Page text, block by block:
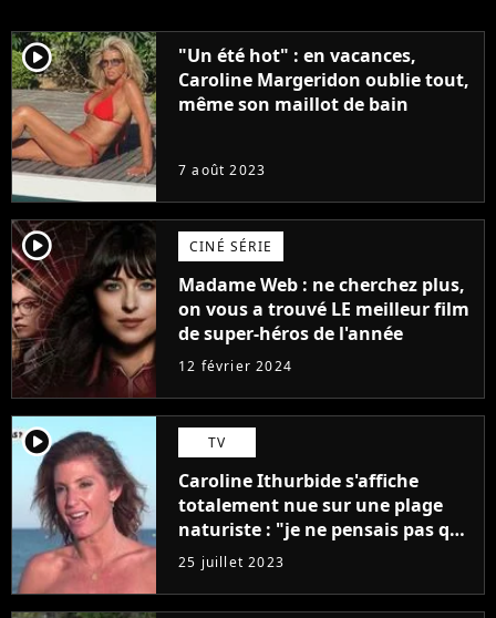
player2
"Un été hot" : en vacances,
Caroline Margeridon oublie tout,
même son maillot de bain
7 août 2023
player2 CINÉ SÉRIE
Madame Web : ne cherchez plus,
on vous a trouvé LE meilleur film
de super-héros de l'année
12 février 2024
player2 TV
Caroline Ithurbide s'affiche
totalement nue sur une plage
naturiste : "je ne pensais pas que
j'arriverais à le faire..."
25 juillet 2023